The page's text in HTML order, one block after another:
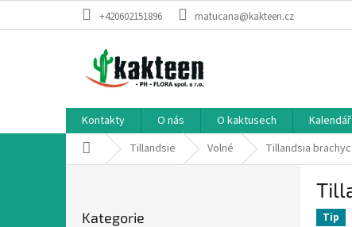
+420602151896 matucana@kakteen.cz
Kontakty O nás O kaktusech
Domů Tillandsie Volné Tillandsia
kategorie
Kategorie Tip